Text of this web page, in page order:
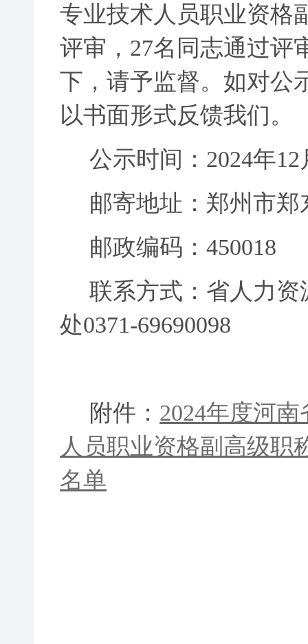
专业技术人员职业资格
评审， 27名同志通过评
下，请予监督。如对公
以书面形式反馈我们。
公示时间： 2024年12
邮寄地址：郑州市
邮政编码： 450018
联系方式：省人力
处0371-69690098
附件： 2024年度河
人员职业资格副高级职
名单